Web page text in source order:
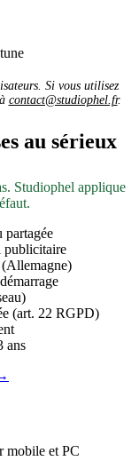
Si vous utilisez
contact@studiophel.fr.
au sérieux
Studiophel applique
partagée
publicitaire
(art. 22 RGPD)
ans
mobile et PC